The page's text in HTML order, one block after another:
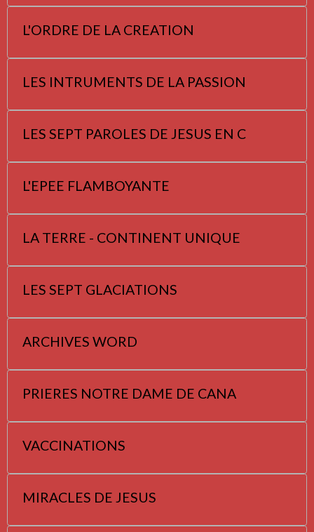
L'ORDRE DE LA CREATION
LES INTRUMENTS DE LA PASSION
LES SEPT PAROLES DE JESUS EN C
L'EPEE FLAMBOYANTE
LA TERRE - CONTINENT UNIQUE
LES SEPT GLACIATIONS
ARCHIVES WORD
PRIERES NOTRE DAME DE CANA
VACCINATIONS
MIRACLES DE JESUS